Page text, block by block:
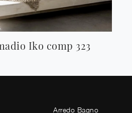
Iko comp 323
Arredo Bagno